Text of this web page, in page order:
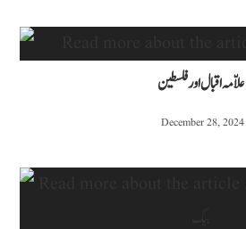
علاّمہ اقبال اور فلسطین
December 28, 2024